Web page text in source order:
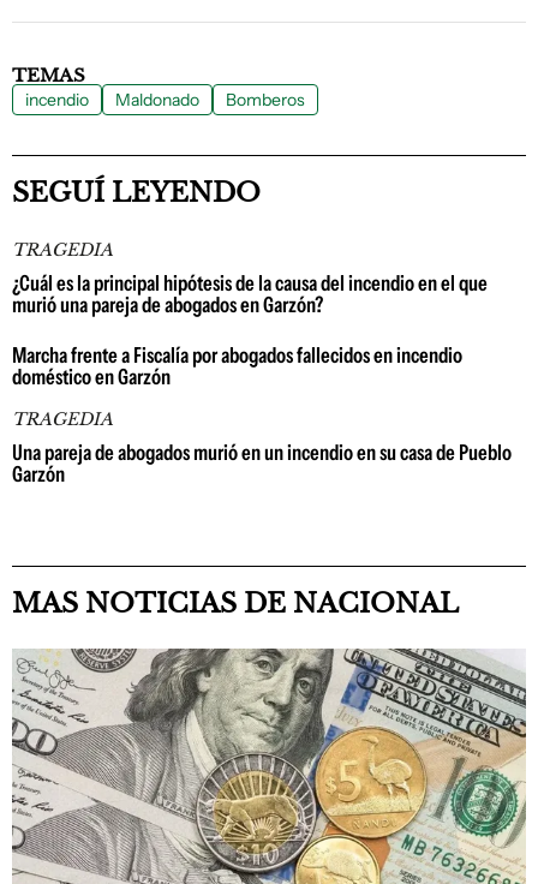
TEMAS
incendio Maldonado Bomberos
SEGUÍ LEYENDO
TRAGEDIA
¿Cuál es la principal hipótesis de la causa del incendio en el que
murió una pareja de abogados en Garzón?
Marcha frente a Fiscalía por abogados fallecidos en incendio
doméstico en Garzón
TRAGEDIA
Una pareja de abogados murió en un incendio en su casa de Pueblo
Garzón
MAS NOTICIAS DE NACIONAL